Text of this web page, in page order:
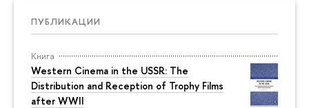
ПУБЛИКАЦИИ
Книга
Western Cinema in the USSR: The
Distribution and Reception of Trophy Films
after WWII